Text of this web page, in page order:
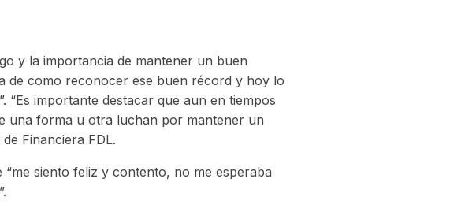
y la importancia de mantener un buen
de como reconocer ese buen récord y hoy lo
“Es importante destacar que aun en tiempos
una forma u otra luchan por mantener un
Financiera FDL.
siento feliz y contento, no me esperaba